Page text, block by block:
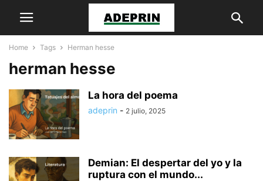
Home Tags Herman hesse
herman hesse
La hora del poema
adeprin - 2 julio, 2025
Demian: El despertar del yo y la
ruptura con el mundo...